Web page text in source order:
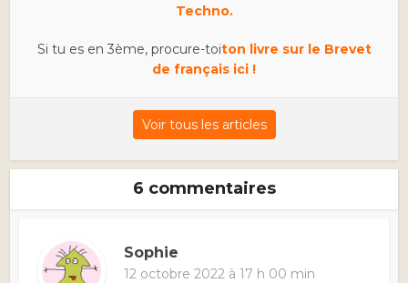
Techno.
Si tu es en 3ème, procure-toiton livre sur le Brevet
de français ici !
Voir tous les articles
6 commentaires
Sophie
12 octobre 2022 à 17 h 00 min